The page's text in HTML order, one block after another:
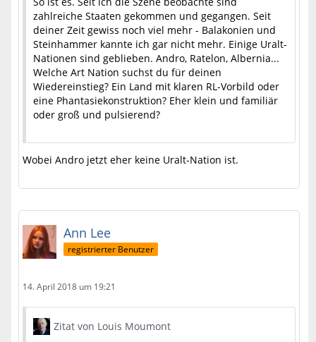
zahlreiche Staaten gekommen und gegangen. Seit
deiner Zeit gewiss noch viel mehr - Balakonien und
Steinhammer kannte ich gar nicht mehr. Einige Uralt-
Nationen sind geblieben. Andro, Ratelon, Albernia...
Welche Art Nation suchst du für deinen
Wiedereinstieg? Ein Land mit klaren RL-Vorbild oder
eine Phantasiekonstruktion? Eher klein und familiär
oder groß und pulsierend?
Wobei Andro jetzt eher keine Uralt-Nation ist.
Ann Lee
registrierter Benutzer
14. April 2018 um 19:21
Zitat von Louis Moumont